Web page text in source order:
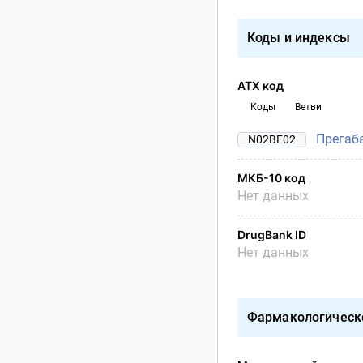
Коды и индексы
АТХ код
Коды Ветви
N02BF02
МКБ-10 код
Нет данных
DrugBank ID
Нет данных